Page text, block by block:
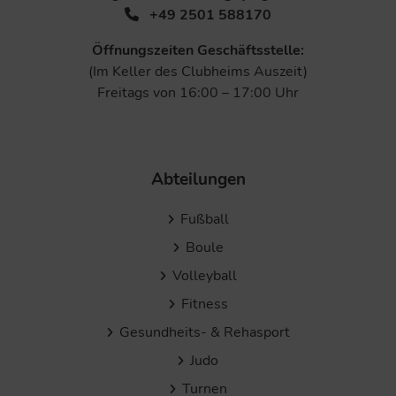
+49 2501 588170
Öffnungszeiten Geschäftsstelle:
(Im Keller des Clubheims Auszeit)
Freitags von 16:00 – 17:00 Uhr
Abteilungen
Fußball
Boule
Volleyball
Fitness
Gesundheits- & Rehasport
Judo
Turnen